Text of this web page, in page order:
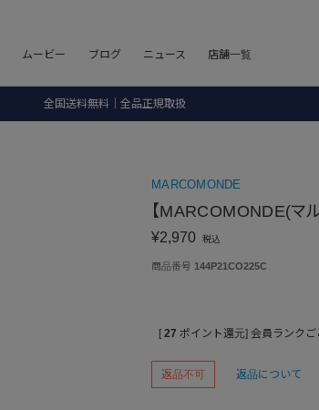
ムービー ブログ ニュース 店舗一覧
全国送料無料｜全品正規取扱
MARCOMONDE
【MARCOMONDE(マ
¥2,970 税込
商品番号 144P21CO225C
[ 27 ポイント還元] 会員ランクご
返品不可 返品について